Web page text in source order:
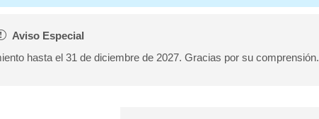
Aviso Especial
hasta el 31 de diciembre de 2027. Gracias por su comprensión.